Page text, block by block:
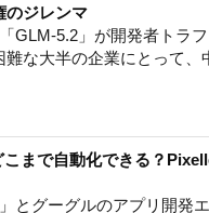
のジレンマ
GLM-5.2」が開発者トラ
難な大半の企業にとって
まで自動化できる？
とグーグルのアプリ開発